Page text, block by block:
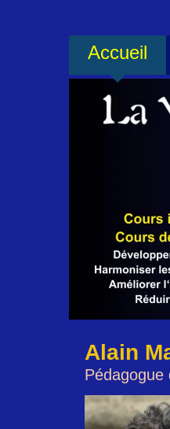
Accueil
Accueil
Alain
Pédagogue